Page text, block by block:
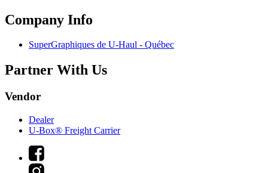
Company Info
SuperGraphiques de U-Haul - Québec
Partner With Us
Vendor
Dealer
U-Box® Freight Carrier